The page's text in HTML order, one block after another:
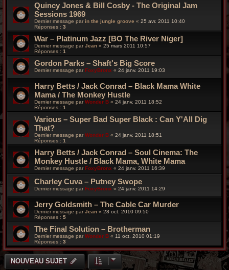
Quincy Jones & Bill Cosby - The Original Jam
Sessions 1969
Dernier message par in the jungle groove « 25 avr. 2011 10:40
Réponses : 3
War – Platinum Jazz [BO The River Niger]
Dernier message parJean « 25 mars 2011 10:57
Réponses : 1
Gordon Parks – Shaft's Big Score
Dernier message par FoxyBronx « 24 janv. 2011 19:03
Harry Betts / Jack Conrad – Black Mama White
Mama / The Monkey Hustle
Dernier message par Wonder B « 24 janv. 2011 18:52
Réponses : 1
Various – Super Bad Super Black : Can Y'All Dig
That?
Dernier message par Wonder B « 24 janv. 2011 18:51
Réponses : 1
Harry Betts / Jack Conrad – Soul Cinema: The
Monkey Hustle / Black Mama, White Mama
Dernier message par FoxyBronx « 24 janv. 2011 16:39
Charley Cuva – Putney Swope
Dernier message par FoxyBronx « 24 janv. 2011 14:29
Jerry Goldsmith – The Cable Car Murder
Dernier message parJean « 28 oct. 2010 09:50
Réponses : 5
The Final Solution – Brotherman
Dernier message par Wonder B « 11 oct. 2010 01:19
Réponses : 3
NOUVEAU SUJET